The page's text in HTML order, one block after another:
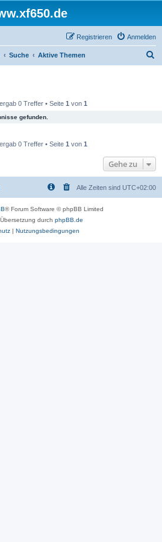
Anmelden
Registrieren
Suche Aktive Themen
0 Treffer • Seite 1 von 1
gefunden.
0 Treffer • Seite 1 von 1
Gehe zu
Alle Zeiten sind UTC+02:00
® Forum Software © phpBB Limited
durch phpBB.de
| Nutzungsbedingungen